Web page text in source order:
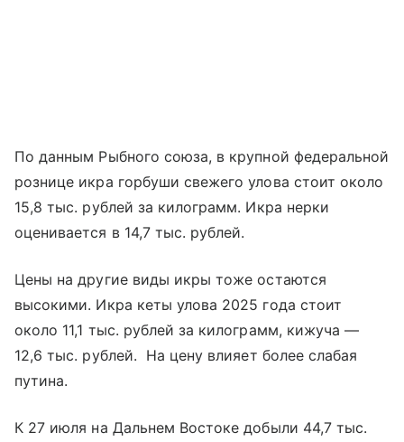
По данным Рыбного союза, в крупной федеральной
рознице икра горбуши свежего улова стоит около
15,8 тыс. рублей за килограмм. Икра нерки
оценивается в 14,7 тыс. рублей.
Цены на другие виды икры тоже остаются
высокими. Икра кеты улова 2025 года стоит
около 11,1 тыс. рублей за килограмм, кижуча —
12,6 тыс. рублей. На цену влияет более слабая
путина.
К 27 июля на Дальнем Востоке добыли 44,7 тыс.